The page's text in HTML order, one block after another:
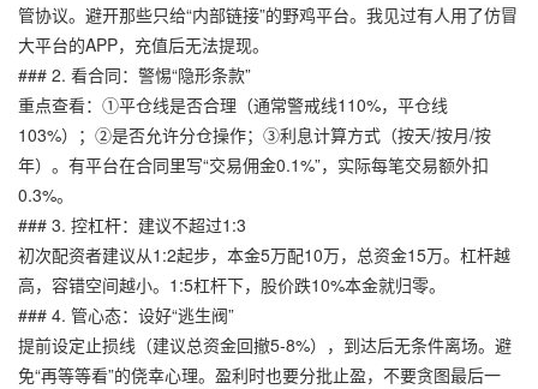
管协议。避开那些只给“内部链接”的野鸡平台。我见过有人用了仿冒
大平台的APP，充值后无法提现。
### 2. 看合同：警惕“隐形条款”
重点查看：①平仓线是否合理（通常警戒线110%，平仓线
103%）；②是否允许分仓操作；③利息计算方式（按天/按月/按
年）。有平台在合同里写“交易佣金0.1%”，实际每笔交易额外扣
0.3%。
### 3. 控杠杆：建议不超过1:3
初次配资者建议从1:2起步，本金5万配10万，总资金15万。杠杆越
高，容错空间越小。1:5杠杆下，股价跌10%本金就归零。
### 4. 管心态：设好“逃生阀”
提前设定止损线（建议总资金回撤5-8%），到达后无条件离场。避
免“再等等看”的侥幸心理。盈利时也要分批止盈，不要贪图最后一